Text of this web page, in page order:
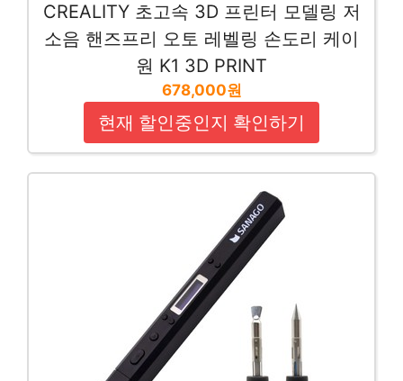
CREALITY 초고속 3D 프린터 모델링 저
소음 핸즈프리 오토 레벨링 손도리 케이
원 K1 3D PRINT
678,000원
현재 할인중인지 확인하기